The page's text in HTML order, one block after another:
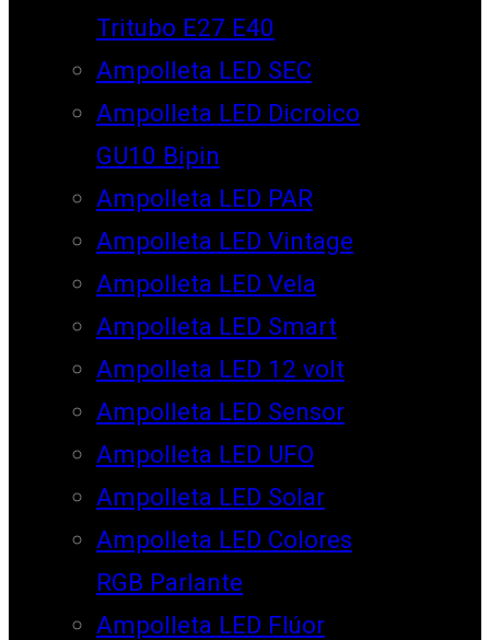
Tritubo E27 E40
Ampolleta LED SEC
Ampolleta LED Dicroico
GU10 Bipin
Ampolleta LED PAR
Ampolleta LED Vintage
Ampolleta LED Vela
Ampolleta LED Smart
Ampolleta LED 12 volt
Ampolleta LED Sensor
Ampolleta LED UFO
Ampolleta LED Solar
Ampolleta LED Colores
RGB Parlante
Ampolleta LED Flúor